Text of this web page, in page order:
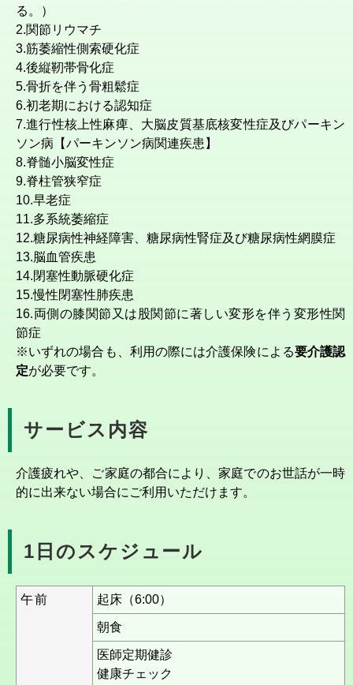
る。）
2.関節リウマチ
3.筋萎縮性側索硬化症
4.後縦靭帯骨化症
5.骨折を伴う骨粗鬆症
6.初老期における認知症
7.進行性核上性麻痺、大脳皮質基底核変性症及びパーキン
ソン病【パーキンソン病関連疾患】
8.脊髄小脳変性症
9.脊柱管狭窄症
10.早老症
11.多系統萎縮症
12.糖尿病性神経障害、糖尿病性腎症及び糖尿病性網膜症
13.脳血管疾患
14.閉塞性動脈硬化症
15.慢性閉塞性肺疾患
16.両側の膝関節又は股関節に著しい変形を伴う変形性関
節症
※いずれの場合も、利用の際には介護保険による要介護認
定が必要です。
サービス内容
介護疲れや、ご家庭の都合により、家庭でのお世話が一時
的に出来ない場合にご利用いただけます。
1日のスケジュール
午前 起床（6:00）
朝食
医師定期健診
健康チェック